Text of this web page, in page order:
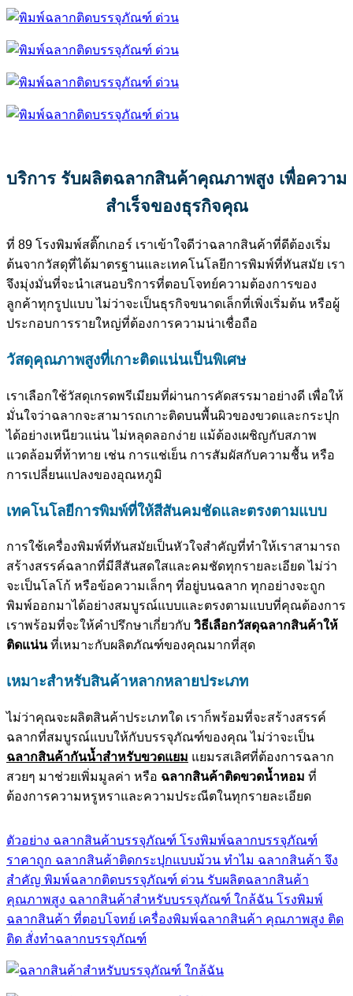
บริการ รับผลิตฉลากสินค้าคุณภาพสูง เพื่อความ
สำเร็จของธุรกิจคุณ
ที่ 89 โรงพิมพ์สติ๊กเกอร์ เราเข้าใจดีว่าฉลากสินค้าที่ดีต้องเริ่ม
ต้นจากวัสดุที่ได้มาตรฐานและเทคโนโลยีการพิมพ์ที่ทันสมัย เรา
จึงมุ่งมั่นที่จะนำเสนอบริการที่ตอบโจทย์ความต้องการของ
ลูกค้าทุกรูปแบบ ไม่ว่าจะเป็นธุรกิจขนาดเล็กที่เพิ่งเริ่มต้น หรือผู้
ประกอบการรายใหญ่ที่ต้องการความน่าเชื่อถือ
วัสดุคุณภาพสูงที่เกาะติดแน่นเป็นพิเศษ
เราเลือกใช้วัสดุเกรดพรีเมียมที่ผ่านการคัดสรรมาอย่างดี เพื่อให้
มั่นใจว่าฉลากจะสามารถเกาะติดบนพื้นผิวของขวดและกระปุก
ได้อย่างเหนียวแน่น ไม่หลุดลอกง่าย แม้ต้องเผชิญกับสภาพ
แวดล้อมที่ท้าทาย เช่น การแช่เย็น การสัมผัสกับความชื้น หรือ
การเปลี่ยนแปลงของอุณหภูมิ
เทคโนโลยีการพิมพ์ที่ให้สีสันคมชัดและตรงตามแบบ
การใช้เครื่องพิมพ์ที่ทันสมัยเป็นหัวใจสำคัญที่ทำให้เราสามารถ
สร้างสรรค์ฉลากที่มีสีสันสดใสและคมชัดทุกรายละเอียด ไม่ว่า
จะเป็นโลโก้ หรือข้อความเล็กๆ ที่อยู่บนฉลาก ทุกอย่างจะถูก
พิมพ์ออกมาได้อย่างสมบูรณ์แบบและตรงตามแบบที่คุณต้องการ
เราพร้อมที่จะให้คำปรึกษาเกี่ยวกับ วิธีเลือกวัสดุฉลากสินค้าให้
ติดแน่นที่เหมาะกับผลิตภัณฑ์ของคุณมากที่สุด
เหมาะสำหรับสินค้าหลากหลายประเภท
ไม่ว่าคุณจะผลิตสินค้าประเภทใด เราก็พร้อมที่จะสร้างสรรค์
ฉลากที่สมบูรณ์แบบให้กับบรรจุภัณฑ์ของคุณ ไม่ว่าจะเป็น
ฉลากสินค้ากันน้ำสำหรับขวดแยม แยมรสเลิศที่ต้องการฉลาก
สวยๆ มาช่วยเพิ่มมูลค่า หรือ ฉลากสินค้าติดขวดน้ำหอม ที่
ต้องการความหรูหราและความประณีตในทุกรายละเอียด
ตัวอย่าง ฉลากสินค้าบรรจุภัณฑ์ โรงพิมพ์ฉลากบรรจุภัณฑ์
ราคาถูก ฉลากสินค้าติดกระปุกแบบม้วน ทำไม ฉลากสินค้า จึง
สำคัญ พิมพ์ฉลากติดบรรจุภัณฑ์ ด่วน รับผลิตฉลากสินค้า
คุณภาพสูง ฉลากสินค้าสำหรับบรรจุภัณฑ์ ใกล้ฉัน โรงพิมพ์
ฉลากสินค้า ที่ตอบโจทย์ เครื่องพิมพ์ฉลากสินค้า คุณภาพสูง ติด
ติด สั่งทำฉลากบรรจุภัณฑ์